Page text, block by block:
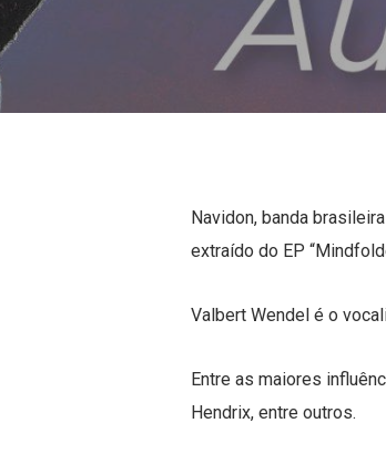
Navidon, banda
extraído do EP
Valbert Wendel é o
Entre as maiores
Hendrix, entre outros.